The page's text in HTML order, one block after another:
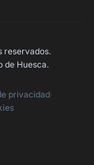
con nosotros
reservados.
de Huesca.
privacidad·